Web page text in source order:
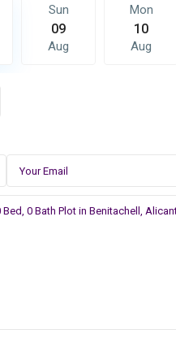
Sun
09
Aug
Mon
10
Aug